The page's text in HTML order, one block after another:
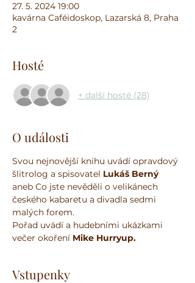
27. 5. 2024 19:00
kavárna Caféidoskop, Lazarská 8, Praha
2
Hosté
+ další hosté (28)
O události
Svou nejnovější knihu uvádí opravdový
šlitrolog a spisovatel Lukáš Berný
aneb Co jste nevěděli o velikánech
českého kabaretu a divadla sedmi
malých forem.
Pořad uvádí a hudebními ukázkami
večer okoření Mike Hurryup.
Vstupenky